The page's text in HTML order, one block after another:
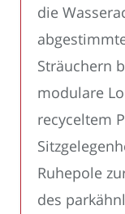
die
Sträuchern
modulare
recyceltem
Ruhepole
des